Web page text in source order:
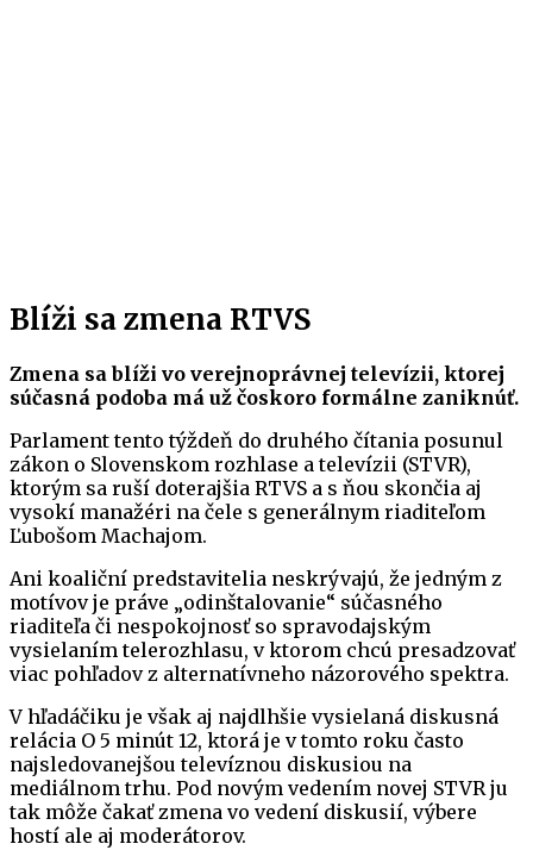
Blíži sa zmena RTVS
Zmena sa blíži vo verejnoprávnej televízii, ktorej
súčasná podoba má už čoskoro formálne zaniknúť.
Parlament tento týždeň do druhého čítania posunul
zákon o Slovenskom rozhlase a televízii (STVR),
ktorým sa ruší doterajšia RTVS a s ňou skončia aj
vysokí manažéri na čele s generálnym riaditeľom
Ľubošom Machajom.
Ani koaliční predstavitelia neskrývajú, že jedným z
motívov je práve „odinštalovanie“ súčasného
riaditeľa či nespokojnosť so spravodajským
vysielaním telerozhlasu, v ktorom chcú presadzovať
viac pohľadov z alternatívneho názorového spektra.
V hľadáčiku je však aj najdlhšie vysielaná diskusná
relácia O 5 minút 12, ktorá je v tomto roku často
najsledovanejšou televíznou diskusiou na
mediálnom trhu. Pod novým vedením novej STVR ju
tak môže čakať zmena vo vedení diskusií, výbere
hostí ale aj moderátorov.